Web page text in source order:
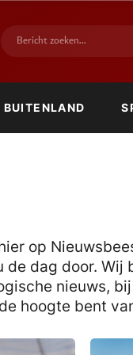
BUITENLAND
op
dag door.
nieuws,
hoogte bent